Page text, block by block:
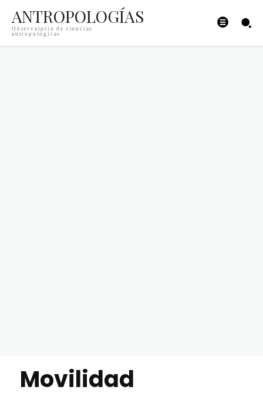
ANTROPOLOGÍAS
Observatorio de ciencias
antropológicas
Movilidad